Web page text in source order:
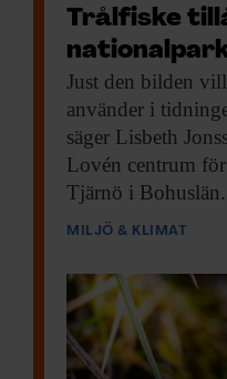
Trålfiske
Just den bilden vill
använder i
säger Lisbeth
Lovén centrum
Tjärnö i Bohuslän.
MILJÖ & KLIMAT